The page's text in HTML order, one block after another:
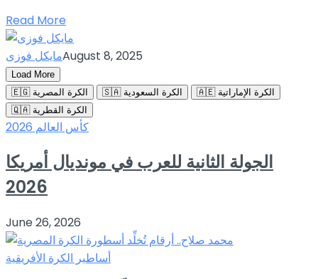
Read More
مايكل فوزىAugust 8, 2025
Load More
🇪🇬 الكرة المصرية
🇸🇦 الكرة السعودية
🇦🇪 الكرة الإماراتية
🇶🇦 الكرة القطرية
كأس العالم 2026
الجولة الثانية للعرب في مونديال أمريكا
2026
June 26, 2026
أساطير الكرة الأفريقية